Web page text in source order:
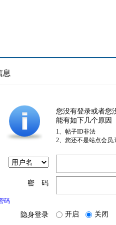
息
您没有登录或者您
能有如下几个原因
1、帖子ID非法
2、您还不是站点会员
密 码
码
隐身登录 开启 关闭